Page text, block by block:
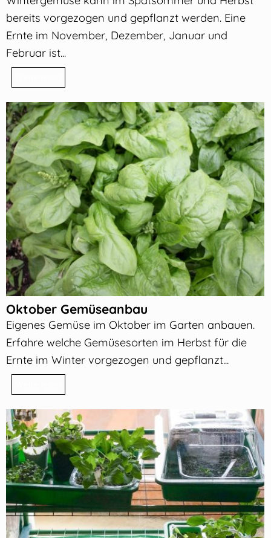
bereits vorgezogen und gepflanzt werden. Eine
Ernte im November, Dezember, Januar und
Februar ist...
Oktober Gemüseanbau
Eigenes Gemüse im Oktober im Garten anbauen.
Erfahre welche Gemüsesorten im Herbst für die
Ernte im Winter vorgezogen und gepflanzt...